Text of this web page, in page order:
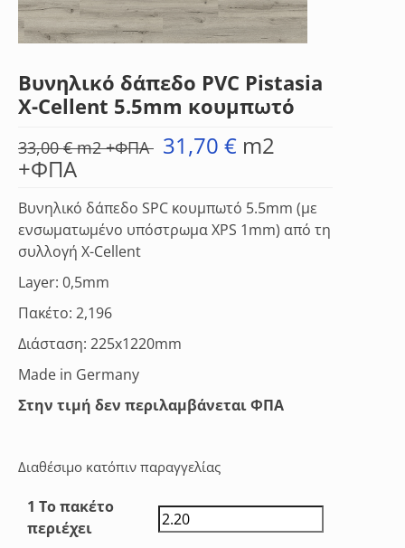
Υπηρεσίες Τοποθέτησης
Blog Ιδεές
Καταστήματα
Βυνηλικό δάπεδο PVC Pistasia
X-Cellent 5.5mm κουμπωτό
33,00€m2 +ΦΠΑ 31,70 € m2
+ΦΠΑ
Βυνηλικό δάπεδο SPC κουμπωτό 5.5mm (με
ενσωματωμένο υπόστρωμα XPS 1mm) από τη
συλλογή Χ-Cellent
Layer: 0,5mm
Πακέτο: 2,196
Διάσταση: 225x1220mm
Made in Germany
Στην τιμή δεν περιλαμβάνεται ΦΠΑ
Διαθέσιμο κατόπιν παραγγελίας
1 Το πακέτο
περιέχει